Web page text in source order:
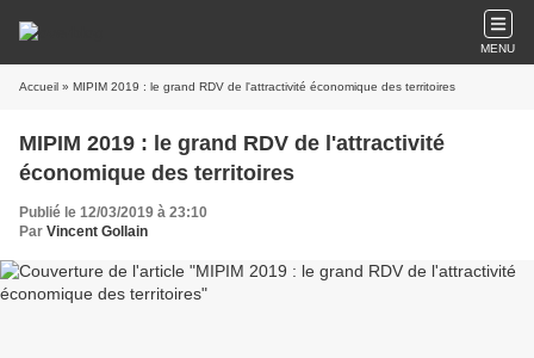
MENU
Accueil » MIPIM 2019 : le grand RDV de l'attractivité économique des territoires
MIPIM 2019 : le grand RDV de l'attractivité
économique des territoires
Publié le 12/03/2019 à 23:10
Par Vincent Gollain